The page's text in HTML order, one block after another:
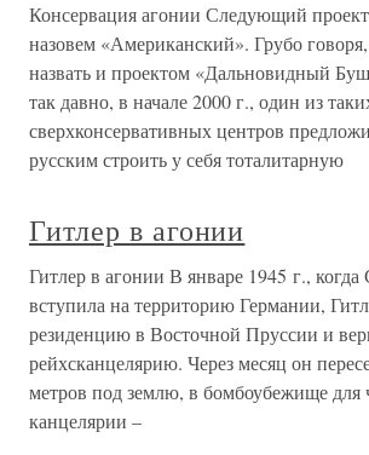
Консервация агонии Следующий
назовем «Американский». Грубо
назвать и проектом «Дальновидный
так давно, в начале 2000 г., один из
сверхконсервативных центров
русским строить у себя тоталитарную
Гитлер в агонии
Гитлер в агонии В январе 1945 г., когда
вступила на территорию Германии,
резиденцию в Восточной Пруссии и
рейхсканцелярию. Через месяц он
метров под землю, в бомбоубежище для
канцелярии –